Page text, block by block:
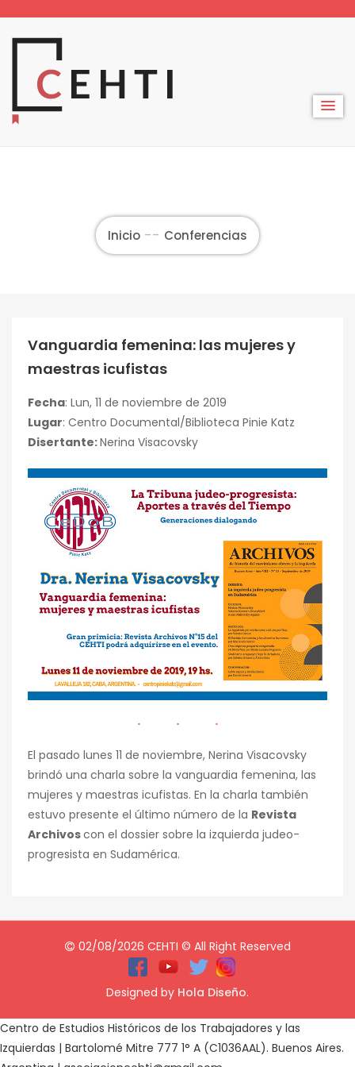
content
Inicio Conferencias
Vanguardia femenina: las mujeres y
maestras icufistas
Fecha: Lun, 11 de noviembre de 2019
Lugar: Centro Documental/Biblioteca Pinie Katz
Disertante:Nerina Visacovsky
El pasado lunes 11 de noviembre, Nerina Visacovsky
brindó una charla sobre la vanguardia femenina, las
mujeres y maestras icufistas. En la charla también
estuvo presente el último número de la Revista
Archivoscon el dossier sobre la izquierda judeo-
progresista en Sudamérica.
02/08/2026 CEHTI © All Right Reserved
Designed by Hola Diseño.
Centro de Estudios Históricos de los Trabajadores y las
Izquierdas | Bartolomé Mitre 777 1° A (C1036AAL). Buenos Aires.